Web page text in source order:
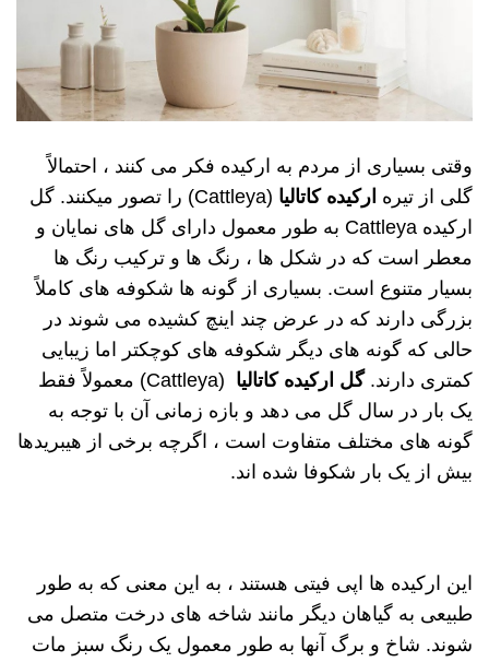
وقتی بسیاری از مردم به ارکیده فکر می کنند ، احتمالاً
گلی از تیره ارکیده کاتالیا
(Cattleya) را تصور میکنند. گل
ارکیده Cattleya به طور معمول دارای گل های نمایان و
معطر است که در شکل ها ، رنگ ها و ترکیب رنگ ها
بسیار متنوع است. بسیاری از گونه ها شکوفه های کاملاً
بزرگی دارند که در عرض چند اینچ کشیده می شوند در
حالی که گونه های دیگر شکوفه های کوچکتر اما زیبایی
کمتری دارند.گل ارکیده کاتالیا
(Cattleya) معمولاً فقط
یک بار در سال گل می دهد و بازه زمانی آن با توجه به
گونه های مختلف متفاوت است ، اگرچه برخی از هیبریدها
بیش از یک بار شکوفا شده اند.
این ارکیده ها اپی فیتی هستند ، به این معنی که به طور
طبیعی به گیاهان دیگر مانند شاخه های درخت متصل می
شوند. شاخ و برگ آنها به طور معمول یک رنگ سبز مات